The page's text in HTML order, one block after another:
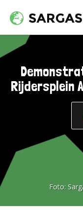
Rijdersplein
Foto: